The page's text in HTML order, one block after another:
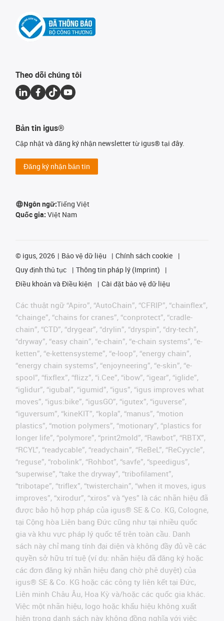
Theo dõi chúng tôi
Bản tin igus®
Cập nhật và đăng ký nhận newsletter từ igus® tại đây.
Đăng ký nhận bản tin
Ngôn ngữ:Tiếng Việt
Quốc gia: Việt Nam
© igus, 2026 Bảo vệ dữ liệu
Chính sách cookie
Quy định thủ tục
Thông tin pháp lý (Imprint)
Điều khoản và Điều kiện
Cài đặt bảo vệ dữ liệu
Các thuật ngữ “Apiro”, “AutoChain”, “CFRIP”, “chainflex”,
“chainge”, “chains for cranes”, “conprotect”, “cradle-
chain”, “CTD”, “drygear”, “drylin”, “dryspin”, “dry-tech”,
“dryway”, “easy chain”, “e-chain”, “e-chain systems”, “e-
ketten”, “e-kettensysteme”, “e-loop”, “energy chain”,
“energy chain systems”, “enjoyneering”, “e-skin”, “e-
spool”, “fixflex”, “flizz”, “i.Cee”, “ibow”, “igear”, “iglide”,
“iglidur”, “igubal”, “igumid”, “igus”, “igus improves what
moves”, “igus:bike”, “igusGO”, “igutex”, “iguverse”,
“iguversum”, “kineKIT”, “kopla”, “manus”, “motion
plastics”, “motion polymers”, “motionary”, “plastics for
longer life”, “polymore”, “print2mold”, “Rawbot”, “RBTX”,
“RCYL”, “readycable”, “readychain”, “ReBeL”, “ReCyycle”,
“reguse”, “robolink”, “Rohbot”, “savfe”, “speedigus”,
“superwise”, “take the dryway”, “tribofilament”,
“tribotape”, “triflex”, “twisterchain”, “when it moves, igus
improves”, “xirodur”, “xiros” và “yes” là các nhãn hiệu đã
được bảo hộ hợp pháp của igus® SE & Co. KG, Cologne,
tại Cộng hòa Liên bang Đức cũng như tại nhiều quốc
gia và khu vực pháp lý quốc tế trên toàn cầu. Danh
sách này chỉ mang tính đại diện và không đầy đủ về các
quyền sở hữu trí tuệ (ví dụ: nhãn hiệu đã đăng ký hoặc
các đơn đăng ký nhãn hiệu đang chờ phê duyệt) của
igus® SE & Co. KG hoặc các công ty liên kết tại Đức,
Liên minh Châu Âu, Hoa Kỳ và/hoặc các quốc gia khác.
Việc một nhãn hiệu, logo hoặc khẩu hiệu không xuất
hiện trong danh sách này không đồng nghĩa với việc